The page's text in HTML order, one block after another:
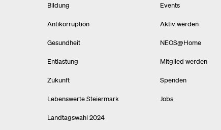
Bildung
Antikorruption
Gesundheit
Entlastung
Zukunft
Lebenswerte Steiermark
Landtagswahl 2024
Events
Aktiv werden
NEOS@Home
Mitglied werden
Spenden
Jobs